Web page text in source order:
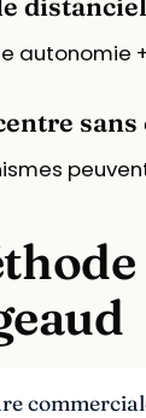
autonomie +